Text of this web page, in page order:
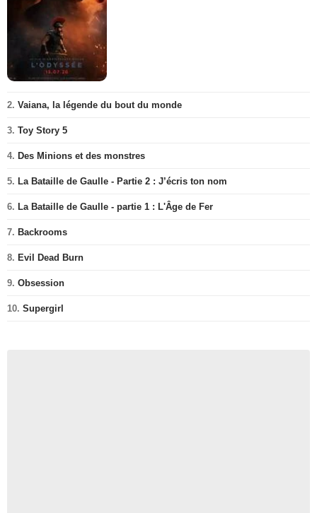
2. Vaiana, la légende du bout du monde
3. Toy Story 5
4. Des Minions et des monstres
5. La Bataille de Gaulle - Partie 2 : J’écris ton nom
6. La Bataille de Gaulle - partie 1 : L'Âge de Fer
7. Backrooms
8. Evil Dead Burn
9. Obsession
10. Supergirl